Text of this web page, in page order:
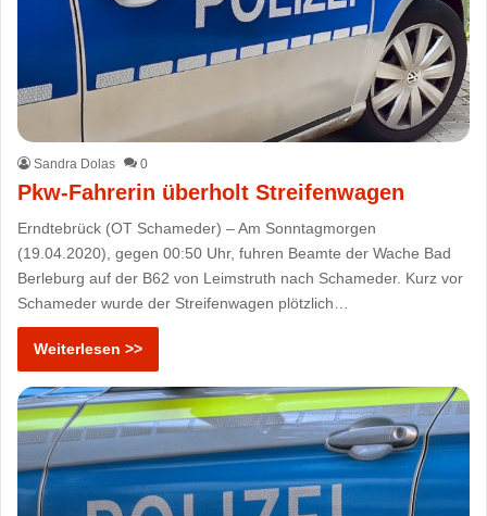
Sandra Dolas 0
Pkw-Fahrerin überholt Streifenwagen
Erndtebrück (OT Schameder) – Am Sonntagmorgen
(19.04.2020), gegen 00:50 Uhr, fuhren Beamte der Wache Bad
Berleburg auf der B62 von Leimstruth nach Schameder. Kurz vor
Schameder wurde der Streifenwagen plötzlich…
Weiterlesen >>